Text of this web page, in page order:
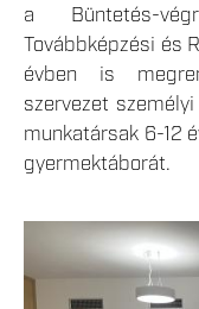
a Büntetés-
Továbbképzési és
évben is
szervezet
munkatársak 6-12
gyermektáborát.